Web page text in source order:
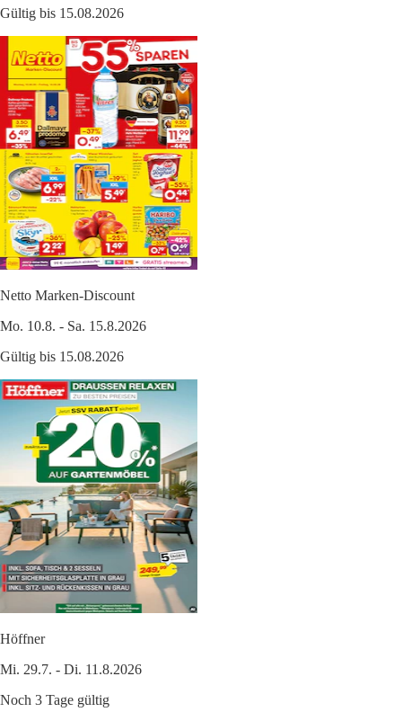
Gültig bis 15.08.2026
Netto Marken-Discount
Mo. 10.8. - Sa. 15.8.2026
Gültig bis 15.08.2026
Höffner
Mi. 29.7. - Di. 11.8.2026
Noch 3 Tage gültig